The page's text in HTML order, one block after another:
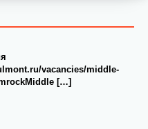
vacancies/middle-
[…]